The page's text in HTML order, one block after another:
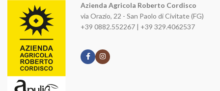
Azienda Agricola Roberto Cordisco
via Orazio, 22 - San Paolo di Civitate (FG)
+39 0882.552267 | +39 329.4062537